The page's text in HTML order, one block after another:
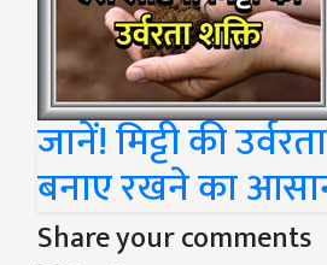
जानें! मिट्टी की
बनाए रखने का
Share your comments